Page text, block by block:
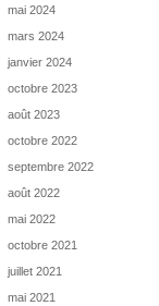
mai 2024
mars 2024
janvier 2024
octobre 2023
août 2023
octobre 2022
septembre 2022
août 2022
mai 2022
octobre 2021
juillet 2021
mai 2021